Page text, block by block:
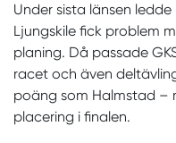
Under sista länsen ledde
Ljungskile fick problem
planing. Då passade
racet och även
poäng som Halmstad –
placering i finalen.